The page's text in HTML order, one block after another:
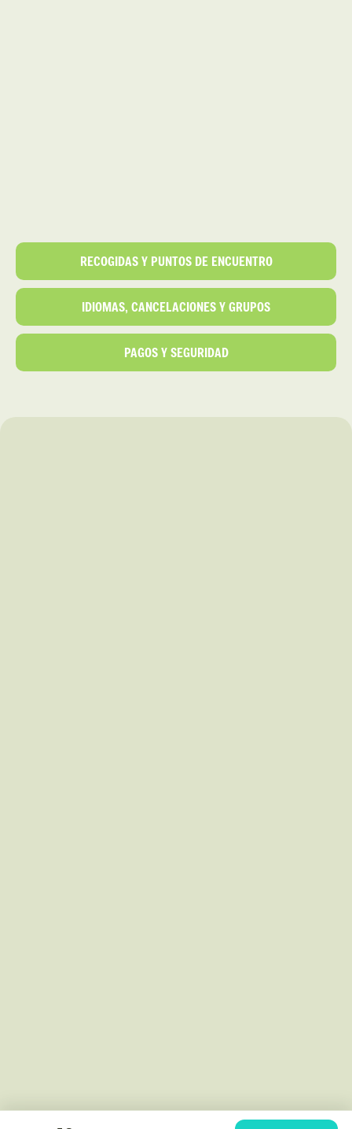
RECOGIDAS Y PUNTOS DE ENCUENTRO
IDIOMAS, CANCELACIONES Y GRUPOS
PAGOS Y SEGURIDAD